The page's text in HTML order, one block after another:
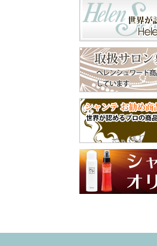
ー😍⁡ ⁡スリッカー
は、軽く使いやす
くで⁡ ピン長めのタ
イプだから、頭用
♪⁡ ‎˖٭ .‎˖٭ .‎˖٭ .‎˖٭ .‎˖٭
.‎˖٭ .‎˖٭ .‎˖٭ .‎˖٭ .‎˖٭‎˖٭
.‎˖٭ .‎˖٭ .‎˖٭ .‎˖٭ .‎˖٭ .‎˖
٭ .‎˖٭ .‎˖٭ ありがと
うございます♡ 大
切なご家族との毎
日にラプナットを
取り入れていただ
けてとても嬉しい
です✨ やさしい使
い心地や自然な香
りを感じていただ
けたら幸いです。
けしていきます🌼